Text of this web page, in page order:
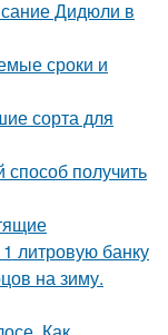
Дидюли в
сроки и
сорта для
получить
литровую банку
на зиму.